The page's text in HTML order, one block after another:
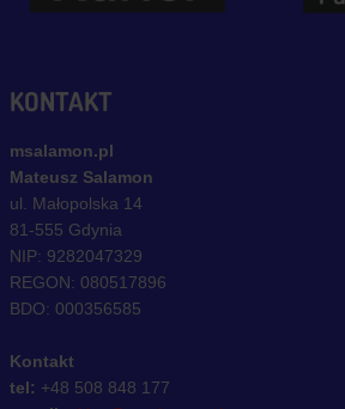
KONTAKT
msalamon.pl
Mateusz Salamon
ul. Małopolska 14
81-555 Gdynia
NIP: 9282047329
REGON: 080517896
BDO: 000356585
Kontakt
tel: +48 508 848 177